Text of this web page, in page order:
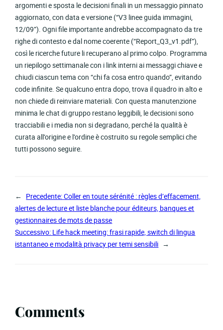
argomenti e sposta le decisioni finali in un messaggio pinnato
aggiornato, con data e versione (“V3 linee guida immagini,
12/09”). Ogni file importante andrebbe accompagnato da tre
righe di contesto e dal nome coerente (“Report_Q3_v1.pdf”),
così le ricerche future li recuperano al primo colpo. Programma
un riepilogo settimanale con i link interni ai messaggi chiave e
chiudi ciascun tema con “chi fa cosa entro quando”, evitando
code infinite. Se qualcuno entra dopo, trova il quadro in alto e
non chiede di reinviare materiali. Con questa manutenzione
minima le chat di gruppo restano leggibili, le decisioni sono
tracciabili e i media non si degradano, perché la qualità è
curata all’origine e l’ordine è costruito su regole semplici che
tutti possono seguire.
← Precedente:Coller en toute sérénité : règles d’effacement,
alertes de lecture et liste blanche pour éditeurs, banques et
gestionnaires de mots de passe
Successivo: Life hack meeting: frasi rapide, switch di lingua
istantaneo e modalità privacy per temi sensibili →
Comments